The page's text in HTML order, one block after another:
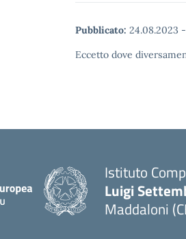
Pubblicato: 24.08.2023 -
Eccetto dove
Istituto
Luigi
Maddaloni